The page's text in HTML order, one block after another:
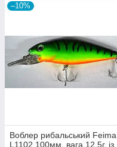
–10%
Воблер рибальський Feima
L1102 100мм, вага 12,5г, із